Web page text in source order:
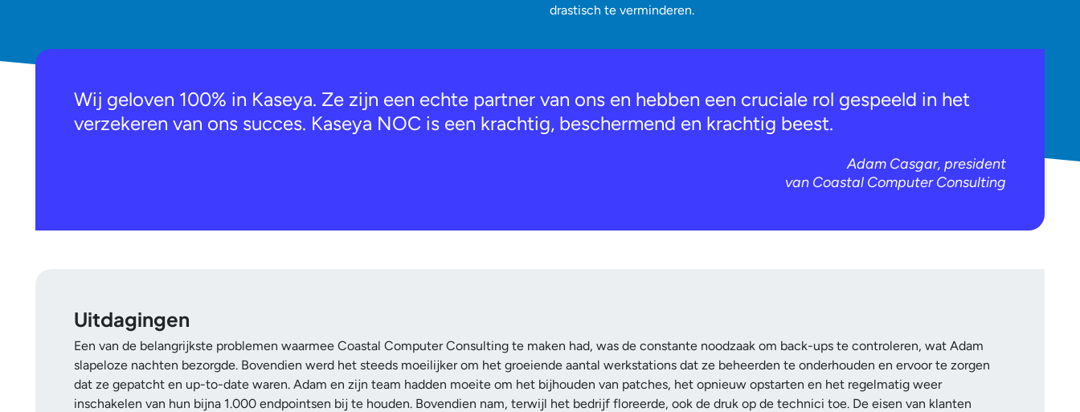
drastisch te verminderen.
Wij geloven 100% in Kaseya. Ze zijn een echte partner van ons en hebben een cruciale rol gespeeld in het
verzekeren van ons succes. Kaseya NOC is een krachtig, beschermend en krachtig beest.
Adam Casgar, president
van Coastal Computer Consulting
Uitdagingen
Een van de belangrijkste problemen waarmee Coastal Computer Consulting te maken had, was de constante noodzaak om back-ups te controleren, wat Adam
slapeloze nachten bezorgde. Bovendien werd het steeds moeilijker om het groeiende aantal werkstations dat ze beheerden te onderhouden en ervoor te zorgen
dat ze gepatcht en up-to-date waren. Adam en zijn team hadden moeite om het bijhouden van patches, het opnieuw opstarten en het regelmatig weer
inschakelen van hun bijna 1.000 endpointsen bij te houden. Bovendien nam, terwijl het bedrijf floreerde, ook de druk op de technici toe. De eisen van klanten